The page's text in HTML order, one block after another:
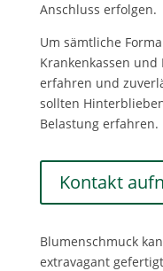
Anschluss erfolgen.
Um sämtliche
Krankenkassen
erfahren und
sollten
Belastung erfahren.
Kontakt
Blumenschmuck
extravagant